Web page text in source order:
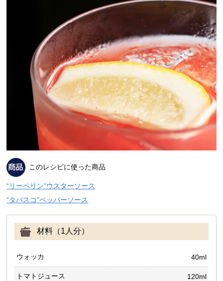
このレシピに使った商品
“リーペリン”ウスターソース
“タバスコ”ペッパーソース
材料（1人分）
ウォッカ 40ml
トマトジュース 120ml